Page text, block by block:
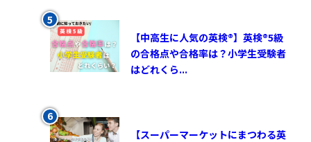
【中高生に人気の英検®︎】英検®︎5級
の合格点や合格率は？小学生受験者
はどれくら...
【スーパーマーケットにまつわる英